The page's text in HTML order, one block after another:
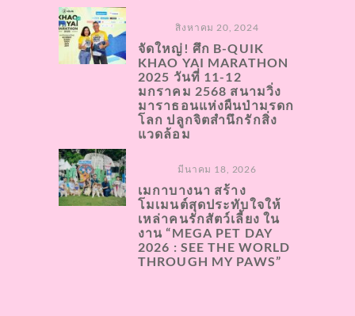
สิงหาคม 20, 2024
จัดใหญ่! ศึก B-QUIK
KHAO YAI MARATHON
2025 วันที่ 11-12
มกราคม 2568 สนามวิ่ง
มาราธอนแห่งผืนป่ามรดก
โลก ปลูกจิตสำนึกรักสิ่ง
แวดล้อม
มีนาคม 18, 2026
เมกาบางนา สร้าง
โมเมนต์สุดประทับใจให้
เหล่าคนรักสัตว์เลี้ยง ใน
งาน “MEGA PET DAY
2026 : SEE THE WORLD
THROUGH MY PAWS”